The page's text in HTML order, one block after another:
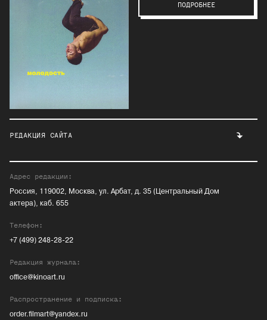
ПОДРОБНЕЕ
РЕДАКЦИЯ САЙТА
Адрес редакции:
Россия, 119002, Москва, ул. Арбат, д. 35 (Центральный Дом
актера), каб. 655
Телефон:
+7 (499) 248-28-22
Редакция журнала:
office@kinoart.ru
Распространение и подписка:
order.filmart@yandex.ru